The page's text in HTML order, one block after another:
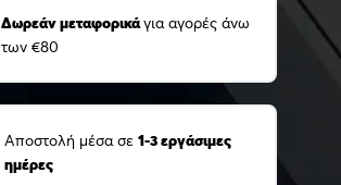
Δωρεάν μεταφορικάγια αγορές άνω
των €80
Αποστολή μέσα σε 1-3 εργάσιμες
ημέρες